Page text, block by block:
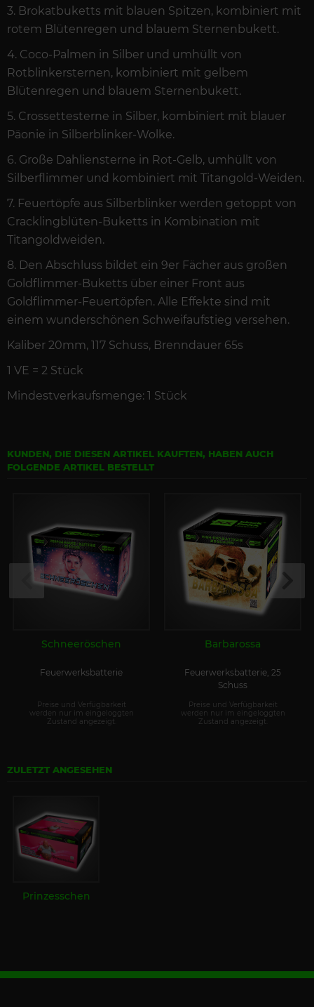
3. Brokatbuketts mit blauen Spitzen, kombiniert mit
rotem Blütenregen und blauem Sternenbukett.
4. Coco-Palmen in Silber und umhüllt von
Rotblinkersternen, kombiniert mit gelbem
Blütenregen und blauem Sternenbukett.
5. Crossettesterne in Silber, kombiniert mit blauer
Päonie in Silberblinker-Wolke.
6. Große Dahliensterne in Rot-Gelb, umhüllt von
Silberflimmer und kombiniert mit Titangold-Weiden.
7. Feuertöpfe aus Silberblinker werden getoppt von
Cracklingblüten-Buketts in Kombination mit
Titangoldweiden.
8. Den Abschluss bildet ein 9er Fächer aus großen
Goldflimmer-Buketts über einer Front aus
Goldflimmer-Feuertöpfen. Alle Effekte sind mit
einem wunderschönen Schweifaufstieg versehen.
Kaliber 20mm, 117 Schuss, Brenndauer 65s
1 VE = 2 Stück
Mindestverkaufsmenge: 1 Stück
KUNDEN, DIE DIESEN ARTIKEL KAUFTEN, HABEN AUCH
FOLGENDE ARTIKEL BESTELLT
Schneeröschen
Feuerwerksbatterie
Preise und Verfügbarkeit
werden nur im eingeloggten
Zustand angezeigt.
Barbarossa
Feuerwerksbatterie, 25
Schuss
Preise und Verfügbarkeit
werden nur im eingeloggten
Zustand angezeigt.
ZULETZT ANGESEHEN
Prinzesschen